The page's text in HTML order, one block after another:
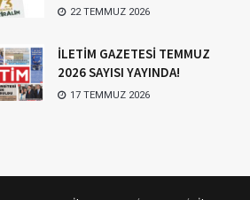
22 TEMMUZ 2026
İLETİM GAZETESİ TEMMUZ
2026 SAYISI YAYINDA!
17 TEMMUZ 2026